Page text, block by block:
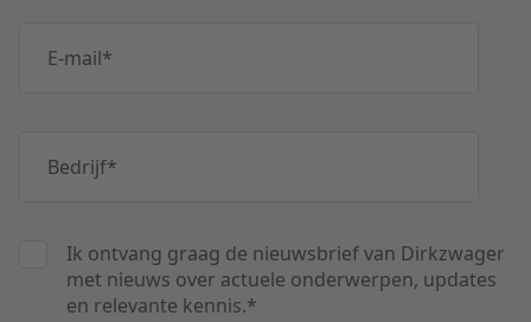
E-mail*
Bedrijf*
Ik ontvang graag de nieuwsbrief van Dirkzwager
met nieuws over actuele onderwerpen, updates
en relevante kennis.*